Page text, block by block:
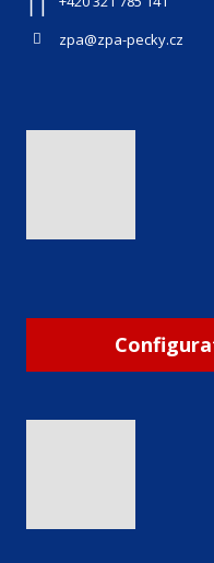
zpa@zpa-pecky.cz